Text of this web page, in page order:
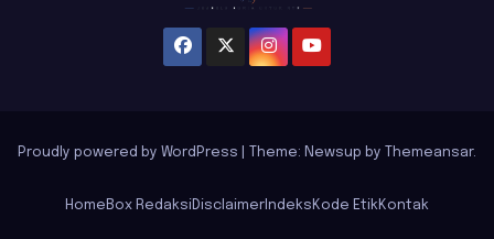
Proudly powered by WordPress Theme: Newsup by Themeansar.
Home Box Redaksi Disclaimer Indeks Kode Etik Kontak